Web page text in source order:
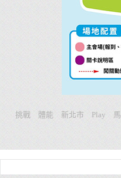
挑戰 體能 新北市 Play